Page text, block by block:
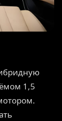
1,5